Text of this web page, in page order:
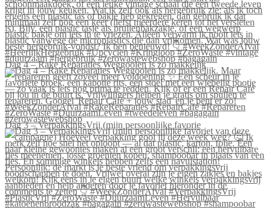
Dag 4 – Rake Reparaties Weggooien is zo makkelijk
Dag 3 – VerpakkingsVrij (mijn persoonlijke favorie